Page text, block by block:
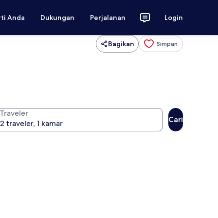
Anda Dukungan Perjalanan Login
Bagikan Simpan
Traveler
Cari